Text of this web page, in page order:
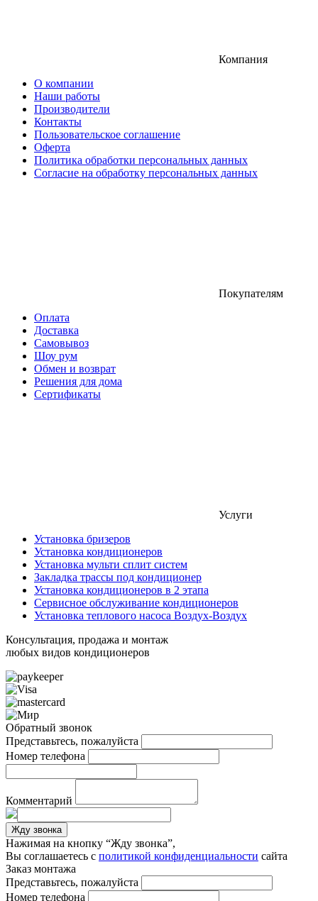
Компания
О компании
Наши работы
Производители
Контакты
Пользовательское соглашение
Оферта
Политика обработки персональных данных
Согласие на обработку персональных данных
Покупателям
Оплата
Доставка
Самовывоз
Шоу рум
Обмен и возврат
Решения для дома
Сертификаты
Услуги
Установка бризеров
Установка кондиционеров
Установка мульти сплит систем
Закладка трассы под кондиционер
Установка кондиционеров в 2 этапа
Сервисное обслуживание кондиционеров
Установка теплового насоса Воздух-Воздух
Консультация, продажа и монтаж
любых видов кондиционеров
Обратный звонок
Представьтесь, пожалуйста
Номер телефона
Комментарий
Жду звонка
Нажимая на кнопку “Жду звонка”,
Вы соглашаетесь с политикой конфиденциальности сайта
Заказ монтажа
Представьтесь, пожалуйста
Номер телефона